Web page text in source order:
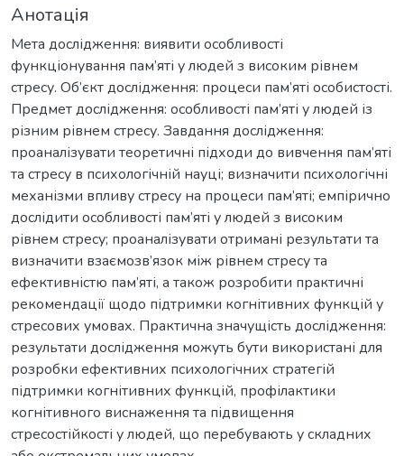
Анотація
Мета дослідження: виявити особливості
функціонування пам’яті у людей з високим рівнем
стресу. Об’єкт дослідження: процеси пам’яті особистості.
Предмет дослідження: особливості пам’яті у людей із
різним рівнем стресу. Завдання дослідження:
проаналізувати теоретичні підходи до вивчення пам’яті
та стресу в психологічній науці; визначити психологічні
механізми впливу стресу на процеси пам’яті; емпірично
дослідити особливості пам’яті у людей з високим
рівнем стресу; проаналізувати отримані результати та
визначити взаємозв’язок між рівнем стресу та
ефективністю пам’яті, а також розробити практичні
рекомендації щодо підтримки когнітивних функцій у
стресових умовах. Практична значущість дослідження:
результати дослідження можуть бути використані для
розробки ефективних психологічних стратегій
підтримки когнітивних функцій, профілактики
когнітивного виснаження та підвищення
стресостійкості у людей, що перебувають у складних